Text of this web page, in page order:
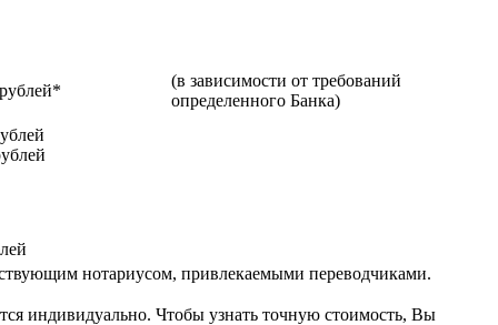
(в зависимости от требований
определенного Банка)
нотариусом, привлекаемыми переводчиками.
индивидуально. Чтобы узнать точную стоимость, Вы